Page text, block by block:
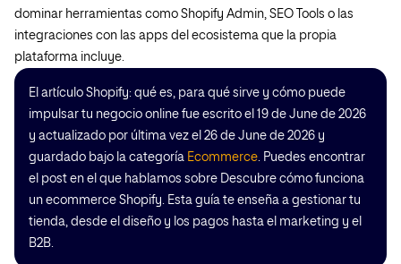
dominar herramientas como Shopify Admin, SEO Tools o las
integraciones con las apps del ecosistema que la propia
plataforma incluye.
El artículo Shopify: qué es, para qué sirve y cómo puede
impulsar tu negocio online fue escrito el 19 de June de 2026
y actualizado por última vez el 26 de June de 2026 y
guardado bajo la categoría Ecommerce. Puedes encontrar
el post en el que hablamos sobre Descubre cómo funciona
un ecommerce Shopify. Esta guía te enseña a gestionar tu
tienda, desde el diseño y los pagos hasta el marketing y el
B2B.